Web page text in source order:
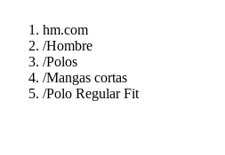
hm.com
/Hombre
/Polos
/Mangas cortas
/Polo Regular Fit